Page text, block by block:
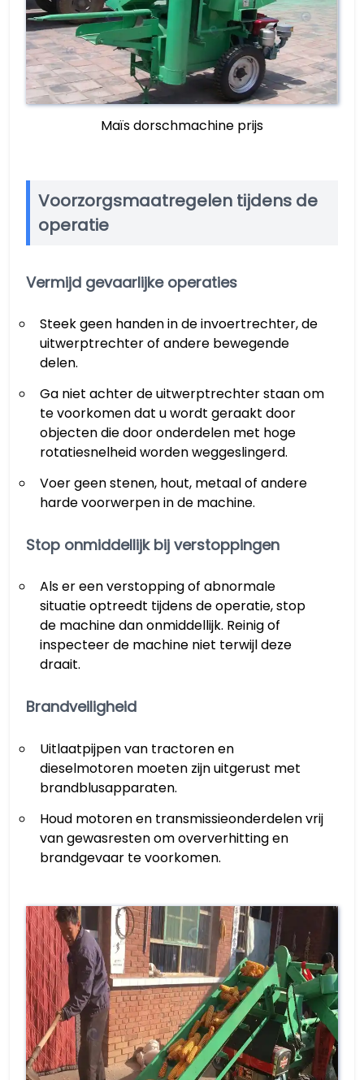
Maïs dorschmachine prijs
Voorzorgsmaatregelen tijdens de
operatie
Vermijd gevaarlijke operaties
Steek geen handen in de invoertrechter, de
uitwerptrechter of andere bewegende
delen.
Ga niet achter de uitwerptrechter staan om
te voorkomen dat u wordt geraakt door
objecten die door onderdelen met hoge
rotatiesnelheid worden weggeslingerd.
Voer geen stenen, hout, metaal of andere
harde voorwerpen in de machine.
Stop onmiddellijk bij verstoppingen
Als er een verstopping of abnormale
situatie optreedt tijdens de operatie, stop
de machine dan onmiddellijk. Reinig of
inspecteer de machine niet terwijl deze
draait.
Brandveiligheid
Uitlaatpijpen van tractoren en
dieselmotoren moeten zijn uitgerust met
brandblusapparaten.
Houd motoren en transmissieonderdelen vrij
van gewasresten om oververhitting en
brandgevaar te voorkomen.